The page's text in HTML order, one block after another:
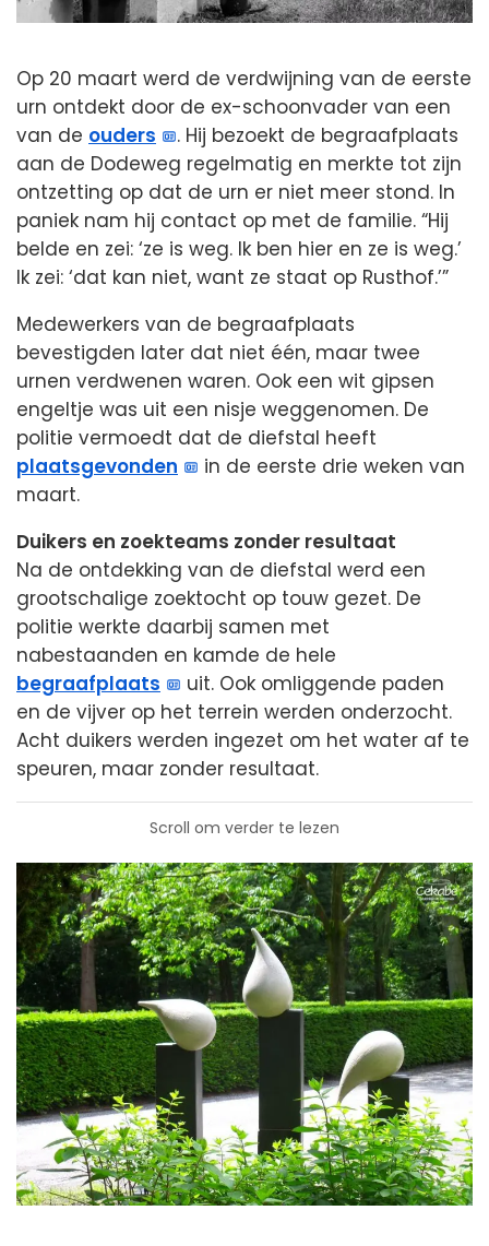
Op 20 maart werd de verdwijning van de eerste
urn ontdekt door de ex-schoonvader van een
van de ouders
. Hij bezoekt de begraafplaats
aan de Dodeweg regelmatig en merkte tot zijn
ontzetting op dat de urn er niet meer stond. In
paniek nam hij contact op met de familie. “Hij
belde en zei: ‘ze is weg. Ik ben hier en ze is weg.’
Ik zei: ‘dat kan niet, want ze staat op Rusthof.’”
Medewerkers van de begraafplaats
bevestigden later dat niet één, maar twee
urnen verdwenen waren. Ook een wit gipsen
engeltje was uit een nisje weggenomen. De
politie vermoedt dat de diefstal heeft
plaatsgevonden
in de eerste drie weken van
maart.
Duikers en zoekteams zonder resultaat
Na de ontdekking van de diefstal werd een
grootschalige zoektocht op touw gezet. De
politie werkte daarbij samen met
nabestaanden en kamde de hele
begraafplaats
uit. Ook omliggende paden
en de vijver op het terrein werden onderzocht.
Acht duikers werden ingezet om het water af te
speuren, maar zonder resultaat.
Scroll om verder te lezen